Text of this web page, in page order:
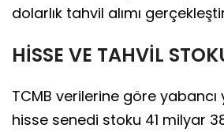
dolarlık tahvil alımı
HİSSE VE TAHVİL
TCMB verilerine göre yabancı
hisse senedi stoku 41 milyar